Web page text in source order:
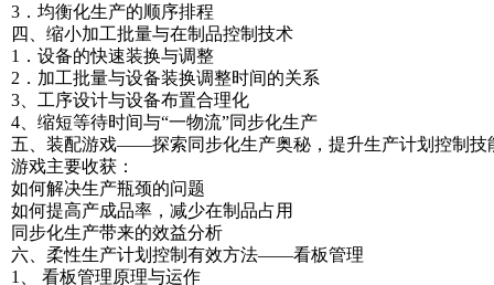
3．均衡化生产的顺序排程
四、缩小加工批量与在制品控制技术
1．设备的快速装换与调整
2．加工批量与设备装换调整时间的关系
3、工序设计与设备布置合理化
4、缩短等待时间与“一物流”同步化生产
五、装配游戏——探索同步化生产奥秘，提升生产计划控制技
游戏主要收获：
如何解决生产瓶颈的问题
如何提高产成品率，减少在制品占用
同步化生产带来的效益分析
六、柔性生产计划控制有效方法——看板管理
1、 看板管理原理与运作